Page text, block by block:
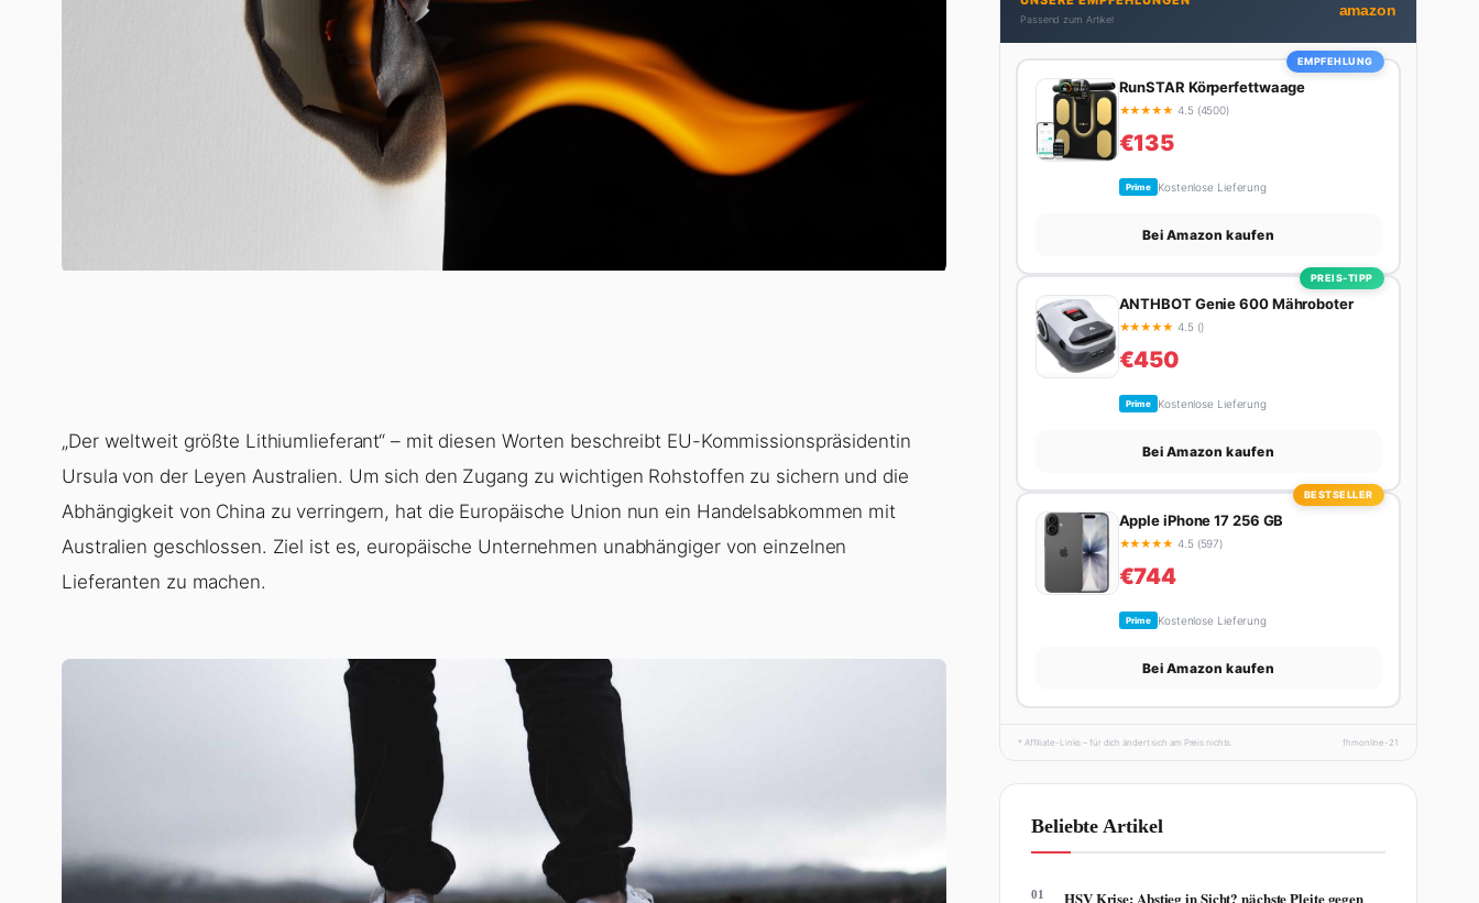
„Der weltweit größte Lithiumlieferant“ – mit diesen Worten beschreibt EU-Kommissionspräsidentin
Ursula von der Leyen Australien. Um sich den Zugang zu wichtigen Rohstoffen zu sichern und die
Abhängigkeit von China zu verringern, hat die Europäische Union nun ein Handelsabkommen mit
Australien geschlossen. Ziel ist es, europäische Unternehmen unabhängiger von einzelnen
Lieferanten zu machen.
Erfahrung – ihre Wohnung wurde schon zweimal in
Design-Blogs gefeatured.
Passend zum Artikel
amazon
EMPFEHLUNG
RunSTAR Körperfettwaage
★★★★★ 4.5 (4500)
€135
Prime Kostenlose Lieferung
Bei Amazon kaufen
PREIS-TIPP
ANTHBOT Genie 600 Mähroboter
★★★★★ 4.5 ()
€450
Prime Kostenlose Lieferung
Bei Amazon kaufen
BESTSELLER
Apple iPhone 17 256 GB
★★★★★ 4.5 (597)
€744
Prime Kostenlose Lieferung
Bei Amazon kaufen
* Affiliate-Links – für dich ändert sich am Preis nichts. fhmonline-21
Beliebte Artikel
01
HSV Krise: Abstieg in Sicht? nächste Pleite gegen